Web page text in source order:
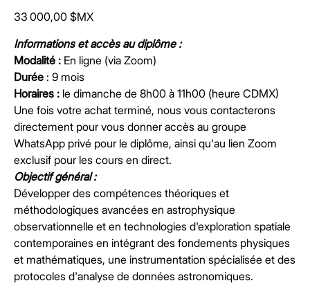
Prix
33 000,00 $MX
Informations et accès au diplôme :
Modalité : En ligne (via Zoom)
Durée : 9 mois
Horaires : le dimanche de 8h00 à 11h00 (heure CDMX)
Une fois votre achat terminé, nous vous contacterons
directement pour vous donner accès au groupe
WhatsApp privé pour le diplôme, ainsi qu'au lien Zoom
exclusif pour les cours en direct.
Objectif général :
Développer des compétences théoriques et
méthodologiques avancées en astrophysique
observationnelle et en technologies d'exploration spatiale
contemporaines en intégrant des fondements physiques
et mathématiques, une instrumentation spécialisée et des
protocoles d'analyse de données astronomiques.